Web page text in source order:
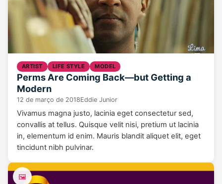
ARTIST LIFE STYLE MODEL
Perms Are Coming Back—but Getting a
Modern
12 de março de 2018Eddie Junior
Vivamus magna justo, lacinia eget consectetur sed,
convallis at tellus. Quisque velit nisi, pretium ut lacinia
in, elementum id enim. Mauris blandit aliquet elit, eget
tincidunt nibh pulvinar.
🖼️